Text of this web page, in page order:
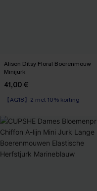
Alison Ditsy Floral Boerenmouw
Minijurk
41,00 €
【AG18】2 met 10% korting
【AG18】2 met 10% korting